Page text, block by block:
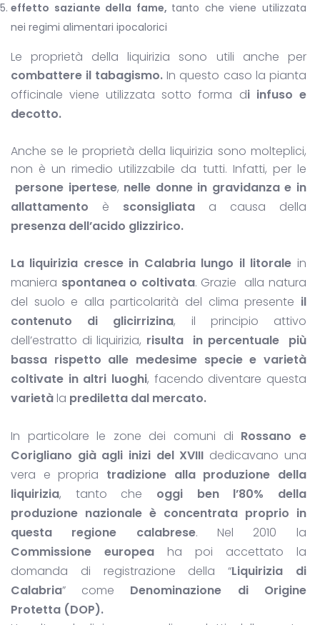
effetto saziante della fame, tanto che viene utilizzata
nei regimi alimentari ipocalorici
Le proprietà della liquirizia sono utili anche per
combattere il tabagismo. In questo caso la pianta
officinale viene utilizzata sotto forma di infuso e
decotto.
Anche se le proprietà della liquirizia sono molteplici,
non è un rimedio utilizzabile da tutti. Infatti, per le
persone ipertese, nelle donne in gravidanza e in
allattamento è sconsigliataa causa della
presenza dell’acido glizzirico.
La liquirizia cresce in Calabria lungo il litorale in
maniera spontanea o coltivata. Grazie alla natura
del suolo e alla particolarità del clima presente il
contenuto di glicirrizina, il principio attivo
dell’estratto di liquirizia, risulta in percentuale più
bassa rispetto alle medesime specie e varietà
coltivate in altri luoghi, facendo diventare questa
varietà la prediletta dal mercato.
In particolare le zone dei comuni di Rossano e
Corigliano già agli inizi del XVIII dedicavano una
vera e propria tradizione alla produzione della
liquirizia, tanto che oggi ben l’80% della
produzione nazionale è concentrata proprio in
questa regione calabrese. Nel 2010 la
Commissione europeaha poi accettato la
domanda di registrazione della “Liquirizia di
Calabria” come Denominazione di Origine
Protetta (DOP).